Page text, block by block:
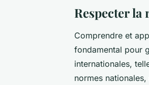
Respecter
Comprendre et
fondamental pour
internationales,
normes